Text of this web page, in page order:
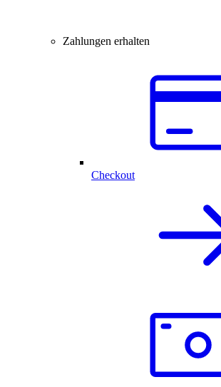
Zahlungen erhalten
Checkout